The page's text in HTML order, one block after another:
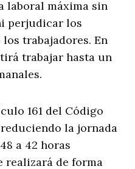
laboral máxima sin
perjudicar los
trabajadores. En
trabajar hasta un
161 del Código
la jornada
a 42 horas
realizará de forma